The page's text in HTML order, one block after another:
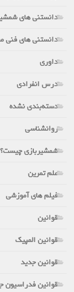
دانستنی های
دانستنی های فنی
داوری
درس انفرادی
دسته‌بندی نشده
روانشناسی
شمشیربازی چیست؟
علم تمرین
فیلم های آموزشی
قوانین
قوانین المپیک
قوانین جدید
قوانین فدراسیون